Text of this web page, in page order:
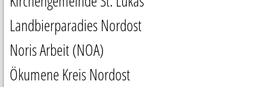
Landbierparadies Nordost
Noris Arbeit (NOA)
Ökumene Kreis Nordost